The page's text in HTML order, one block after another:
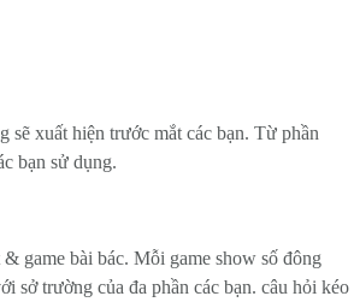
xuất hiện trước mắt các bạn. Từ phần
bạn sử dụng.
game bài bác. Mỗi game show số đông
sở trường của đa phần các bạn. câu hỏi kéo